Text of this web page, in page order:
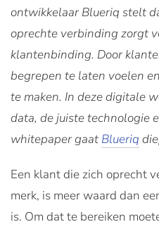
ontwikkelaar Blueriq stelt
oprechte verbinding zorgt
klantenbinding. Door
begrepen te laten voelen
te maken. In deze digitale
data, de juiste technologie
whitepaper gaat Blueriq
Een klant die zich oprecht
merk, is meer waard dan
is. Om dat te bereiken